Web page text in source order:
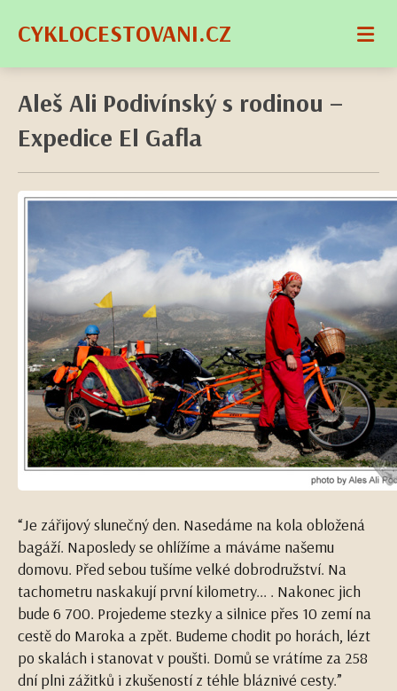
CYKLOCESTOVANI.CZ
Aleš Ali Podivínský s rodinou –
Expedice El Gafla
“Je zářijový slunečný den. Nasedáme na kola obložená
bagáží. Naposledy se ohlížíme a máváme našemu
domovu. Před sebou tušíme velké dobrodružství. Na
tachometru naskakují první kilometry... . Nakonec jich
bude 6 700. Projedeme stezky a silnice přes 10 zemí na
cestě do Maroka a zpět. Budeme chodit po horách, lézt
po skalách i stanovat v poušti. Domů se vrátíme za 258
dní plni zážitků i zkušeností z téhle bláznivé cesty.”